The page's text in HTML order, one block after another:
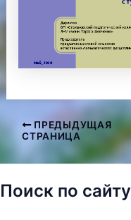
Навигация
записям
ПРЕДЫДУЩАЯ
СТРАНИЦА
Поиск по сайту